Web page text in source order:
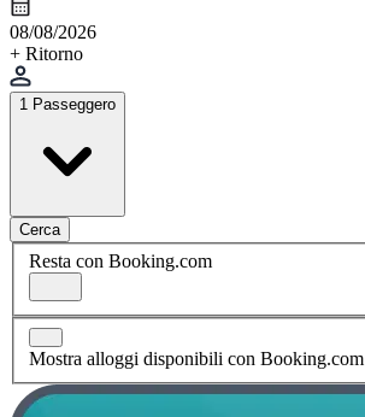
08/08/2026
+ Ritorno
1 Passeggero
Cerca
Resta con Booking.com
Mostra alloggi disponibili con Booking.com